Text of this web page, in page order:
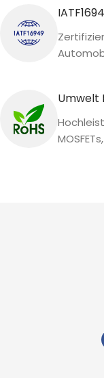
Umwelt